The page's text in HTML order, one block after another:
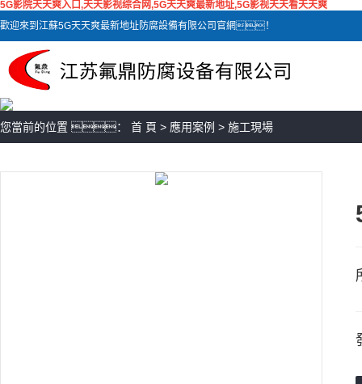
5G影院天天爽入口,天天影视综合网,5G天天爽最新地址,5G影视天天看天天爽
歡迎來到江蘇5G天天爽最新地址防腐設備有限公司官網！
您當前的位置 ： 首 頁 > 應用案例 > 施工現場